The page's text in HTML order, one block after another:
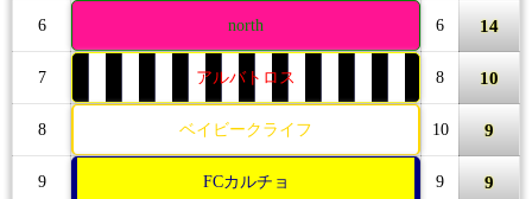
6 north 6 14
7 アルバトロス 8 10
8 ベイビークライフ 10 9
9 FCカルチョ 9 9